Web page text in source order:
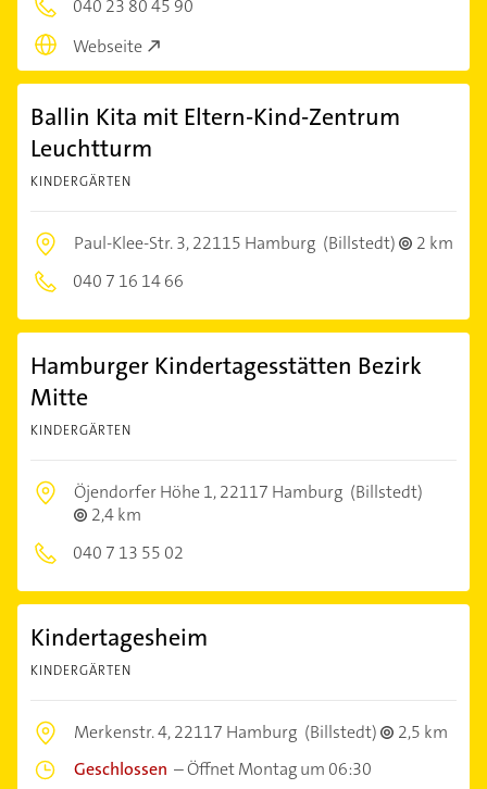
040 23 80 45 90
Webseite
Ballin Kita mit Eltern-Kind-Zentrum
Leuchtturm
KINDERGÄRTEN
Paul-Klee-Str. 3,22115 Hamburg (Billstedt)
2 km
040 7 16 14 66
Hamburger Kindertagesstätten Bezirk
Mitte
KINDERGÄRTEN
Öjendorfer Höhe 1,22117 Hamburg (Billstedt)
2,4 km
040 7 13 55 02
Kindertagesheim
KINDERGÄRTEN
Merkenstr. 4,22117 Hamburg (Billstedt)
2,5 km
Geschlossen –Öffnet Montag um 06:30